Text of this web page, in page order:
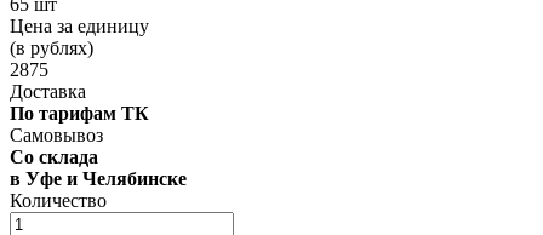
Цена за единицу
(в рублях)
2875
Доставка
По тарифам ТК
Самовывоз
Со склада
в Уфе и Челябинске
Количество